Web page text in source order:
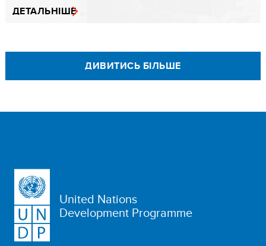
ДЕТАЛЬНІШЕ
ДИВИТИСЬ БІЛЬШЕ
United Nations
Development Programme